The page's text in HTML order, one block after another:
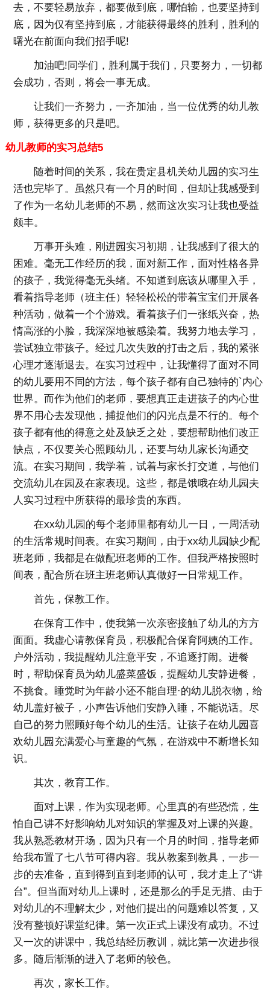
去，不要轻易放弃，都要做到底，哪怕输，也要坚持到
底，因为仅有坚持到底，才能获得最终的胜利，胜利的
曙光在前面向我们招手呢!
加油吧!同学们，胜利属于我们，只要努力，一切都
会成功，否则，将会一事无成。
让我们一齐努力，一齐加油，当一位优秀的幼儿教
师，获得更多的只是吧。
幼儿教师的实习总结5
随着时间的关系，我在贵定县机关幼儿园的实习生
活也完毕了。虽然只有一个月的时间，但却让我感受到
了作为一名幼儿老师的不易，然而这次实习让我也受益
颇丰。
万事开头难，刚进园实习初期，让我感到了很大的
困难。毫无工作经历的我，面对新工作，面对性格各异
的孩子，我觉得毫无头绪。不知道到底该从哪里入手，
看着指导老师（班主任）轻轻松松的带着宝宝们开展各
种活动，做着一个个游戏。看着孩子们一张纸兴奋，热
情高涨的小脸，我深深地被感染着。我努力地去学习，
尝试独立带孩子。经过几次失败的打击之后，我的紧张
心理才逐渐退去。在实习过程中，让我懂得了面对不同
的幼儿要用不同的方法，每个孩子都有自己独特的`内心
世界。而作为他们的老师，要想真正走进孩子的内心世
界不用心去发现他，捕捉他们的闪光点是不行的。每个
孩子都有他的得意之处及缺乏之处，要想帮助他们改正
缺点，不仅要关心照顾幼儿，还要与幼儿家长沟通交
流。在实习期间，我学着，试着与家长打交道，与他们
交流幼儿在园及在家表现。这些，都是饿哦在幼儿园夫
人实习过程中所获得的最珍贵的东西。
在xx幼儿园的每个老师里都有幼儿一日，一周活动
的生活常规时间表。在实习期间，由于xx幼儿园缺少配
班老师，我都是在做配班老师的工作。但我严格按照时
间表，配合所在班主班老师认真做好一日常规工作。
首先，保教工作。
在保育工作中，使我第一次亲密接触了幼儿的方方
面面。我虚心请教保育员，积极配合保育阿姨的工作。
户外活动，我提醒幼儿注意平安，不追逐打闹。进餐
时，帮助保育员为幼儿盛菜盛饭，提醒幼儿安静进餐，
不挑食。睡觉时为年龄小还不能自理·的幼儿脱衣物，给
幼儿盖好被子，小声告诉他们安静入睡，不能说话。尽
自己的努力照顾好每个幼儿的生活。让孩子在幼儿园喜
欢幼儿园充满爱心与童趣的气氛，在游戏中不断增长知
识。
其次，教育工作。
面对上课，作为实现老师。心里真的有些恐慌，生
怕自己讲不好影响幼儿对知识的掌握及对上课的兴趣。
我从熟悉教材开场，因为只有一个月的时间，指导老师
给我布置了七八节可得内容。我从教案到教具，一步一
步的去准备，直到得到直到老师的认可，我才走上了“讲
台”。但当面对幼儿上课时，还是那么的手足无措、由于
对幼儿的不理解太少，对他们提出的问题难以答复，又
没有整顿好课堂纪律。第一次正式上课没有成功。不过
又一次的讲课中，我总结经历教训，就比第一次进步很
多。随后渐渐的进入了老师的较色。
再次，家长工作。